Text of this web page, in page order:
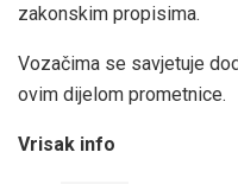
zakonskim propisima.
Vozačima se savjetuje
ovim dijelom prometnice.
Vrisak info